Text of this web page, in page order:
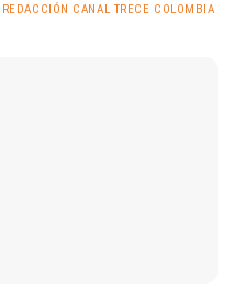
REDACCIÓN CANAL TRECE COLOMBIA